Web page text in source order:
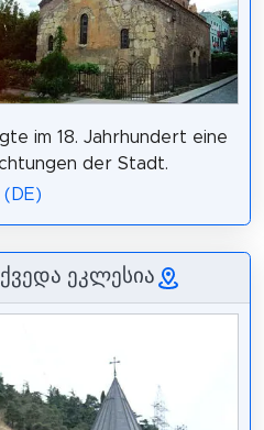
im 18. Jahrhundert eine
der Stadt.
ეკლესია